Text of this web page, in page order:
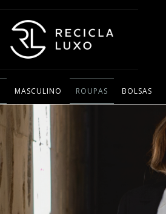
MASCULINO ROUPAS BOLSAS